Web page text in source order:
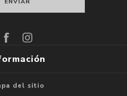
del sitio